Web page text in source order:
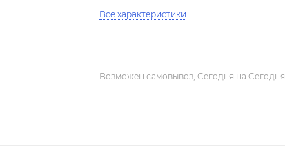
Все характеристики
Возможен самовывоз, Сегодня на Сегодня.